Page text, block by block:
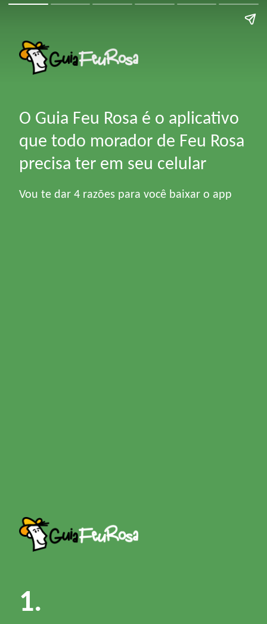
O Guia Feu Rosa é o aplicativo
que todo morador de Feu Rosa
precisa ter em seu celular
Vou te dar 4 razões para você baixar o app
1.